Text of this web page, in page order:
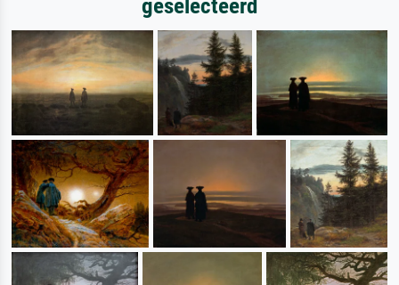
geselecteerd